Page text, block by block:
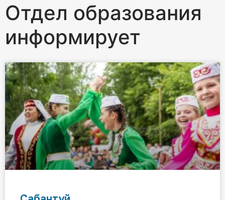
Отдел образования
информирует